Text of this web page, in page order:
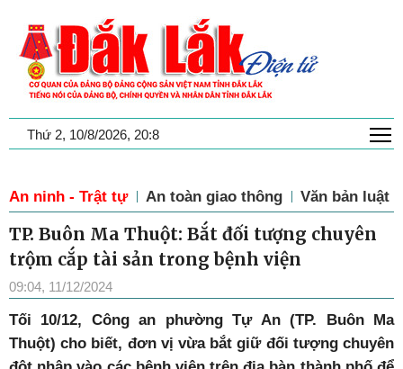
Thứ 2, 10/8/2026, 20:8
An ninh - Trật tự An toàn giao thông Văn bản luật
TP. Buôn Ma Thuột: Bắt đối tượng chuyên
trộm cắp tài sản trong bệnh viện
09:04, 11/12/2024
Tối 10/12, Công an phường Tự An (TP. Buôn Ma
Thuột) cho biết, đơn vị vừa bắt giữ đối tượng chuyên